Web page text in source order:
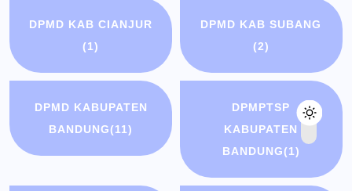
DPMD KAB CIANJUR
(1)
DPMD KAB SUBANG
(2)
DPMD KABUPATEN
BANDUNG(11)
DPMPTSP
KABUPATEN
BANDUNG(1)